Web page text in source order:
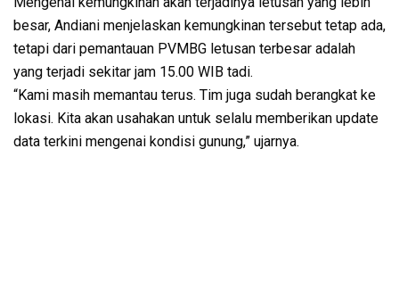
besar, Andiani menjelaskan kemungkinan tersebut tetap ada,
tetapi dari pemantauan PVMBG letusan terbesar adalah
yang terjadi sekitar jam 15.00 WIB tadi.
“Kami masih memantau terus. Tim juga sudah berangkat ke
lokasi. Kita akan usahakan untuk selalu memberikan update
data terkini mengenai kondisi gunung,” ujarnya.